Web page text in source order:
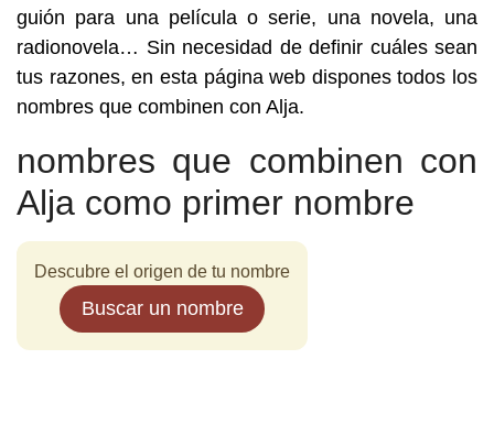
guión para una película o serie, una novela, una
radionovela… Sin necesidad de definir cuáles sean
tus razones, en esta página web dispones todos los
nombres que combinen con Alja.
nombres que combinen con
Alja como primer nombre
Descubre el origen de tu nombre
Buscar un nombre